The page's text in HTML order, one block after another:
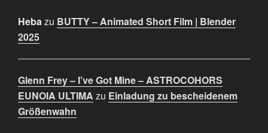
Hebazu BUTTY – Animated Short Film | Blender
2025
Glenn Frey – I’ve Got Mine – ASTROCOHORS
EUNOIA ULTIMA zu Einladung zu bescheidenem
Größenwahn